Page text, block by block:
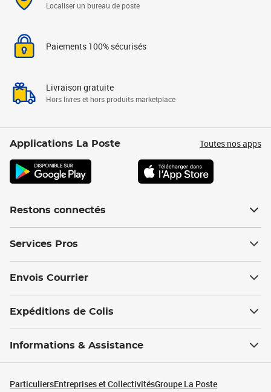
Localiser un bureau de poste
Paiements 100% sécurisés
Livraison gratuite
Hors livres et hors produits marketplace
Applications La Poste Toutes nos apps
Restons connectés
Services Pros
Envois Courrier
Expéditions de Colis
Informations & Assistance
ParticuliersEntreprises et CollectivitésGroupe La Poste